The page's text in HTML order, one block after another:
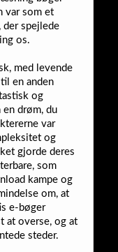
var som et
spejlede
os.
med levende
en anden
og
drøm, du
var
og
gjorde deres
som
kampe og
om, at
e-bøger
at overse, og at
steder.